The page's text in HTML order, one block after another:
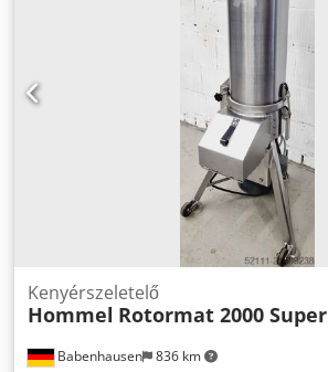
Babenhausen 836 km
Kenyérszeletelő
Hommel Rotormat 2000 Super